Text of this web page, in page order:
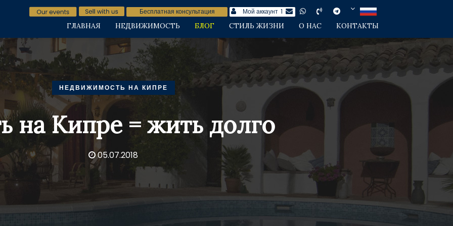
Бесплатная консультация Мой аккаунт 1
ГЛАВНАЯ НЕДВИЖИМОСТЬ БЛОГ СТИЛЬ ЖИЗНИ О НАС КОНТАКТЫ
НЕДВИЖИМОСТЬ НА КИПРЕ
на Кипре = жить долго
05.07.2018